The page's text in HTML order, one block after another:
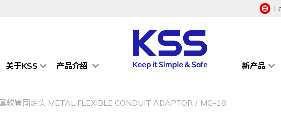
关于KSS 产品介绍 新产品
软管固定头 METAL FLEXIBLE CONDUIT ADAPTOR MG-18